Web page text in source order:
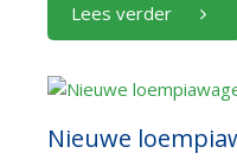
Lees verder
Nieuwe